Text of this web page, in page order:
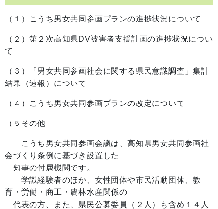
（１）こうち男女共同参画プランの進捗状況について
（２）第２次高知県DV被害者支援計画の進捗状況につい
て
（３）「男女共同参画社会に関する県民意識調査」集計
結果（速報）について
（４）こうち男女共同参画プランの改定について
（５その他
こうち男女共同参画会議は、高知県男女共同参画社
会づくり条例に基づき設置した
知事の付属機関です。
学識経験者のほか、女性団体や市民活動団体、教
育・労働・商工・農林水産関係の
代表の方、また、県民公募委員（２人）も含め１４人